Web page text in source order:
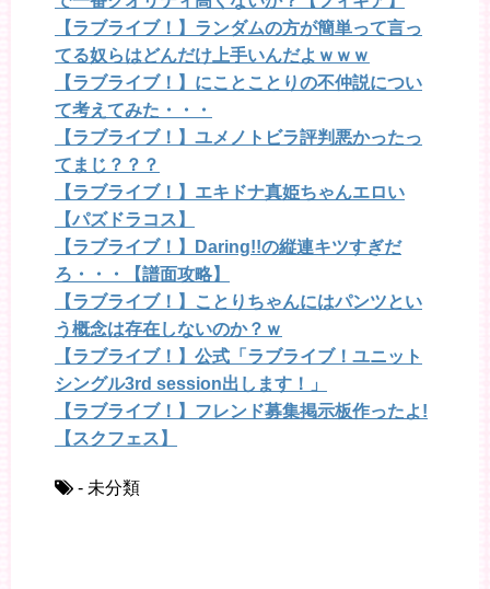
【ラブライブ！】ランダムの方が簡単って言っ
てる奴らはどんだけ上手いんだよｗｗｗ
【ラブライブ！】にことことりの不仲説につい
て考えてみた・・・
【ラブライブ！】ユメノトビラ評判悪かったっ
てまじ？？？
【ラブライブ！】エキドナ真姫ちゃんエロい
【パズドラコス】
【ラブライブ！】Daring!!の縦連キツすぎだ
ろ・・・【譜面攻略】
【ラブライブ！】ことりちゃんにはパンツとい
う概念は存在しないのか？ｗ
【ラブライブ！】公式「ラブライブ！ユニット
シングル3rd session出します！」
【ラブライブ！】フレンド募集掲示板作ったよ!
【スクフェス】
- 未分類